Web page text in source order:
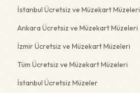
İstanbul Ücretsiz ve Müzekart Müzeleri
Ankara Ücretsiz ve Müzekart Müzeleri
İzmir Ücretsiz ve Müzekart Müzeleri
Tüm Ücretsiz ve Müzekart Müzeleri
İstanbul Ücretsiz Müzeler